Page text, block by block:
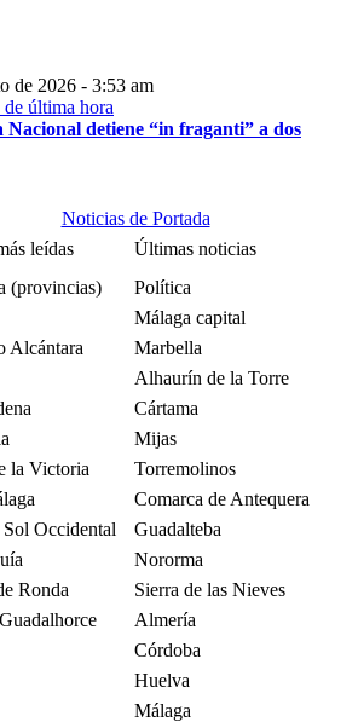
de 2026 - 3:53 am
Nacional detiene “in fraganti” a dos
Noticias de Portada
leídas
Últimas noticias
(provincias)
Política
Málaga capital
Alcántara
Marbella
Alhaurín de la Torre
Cártama
Mijas
la Victoria
Torremolinos
Comarca de Antequera
Occidental
Guadalteba
Nororma
Ronda
Sierra de las Nieves
Almería
Córdoba
Huelva
Málaga